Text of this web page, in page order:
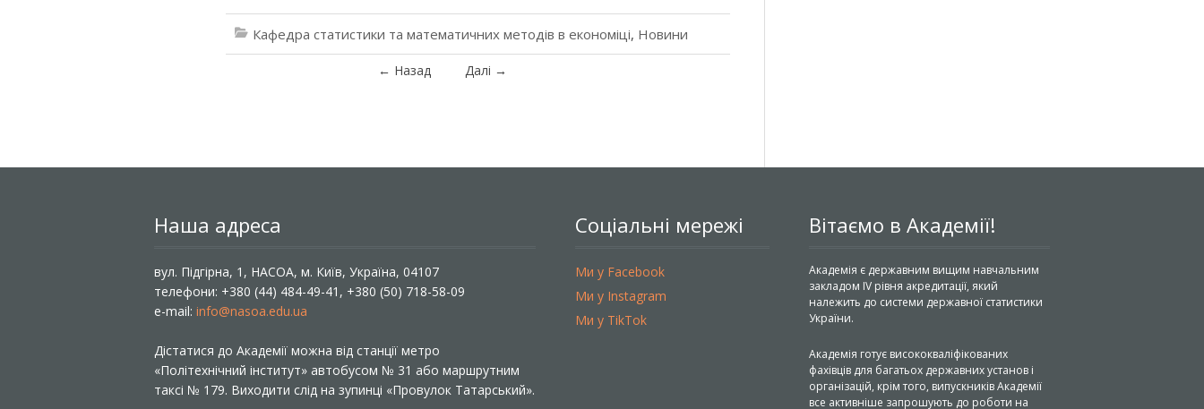
Кафедра статистики та математичних методів в економіці, Новини
← Назад Далі →
Наша адреса
вул. Підгірна, 1, НАСОА, м. Київ, Україна, 04107
телефони: +380 (44) 484-49-41, +380 (50) 718-58-09
e-mail: info@nasoa.edu.ua
Дістатися до Академії можна від станції метро
«Політехнічний інститут» автобусом № 31 або маршрутним
таксі № 179. Виходити слід на зупинці «Провулок Татарський».
Соціальні мережі
Ми у Facebook
Ми у Instagram
Ми у TikTok
Вітаємо в Академії!
Академія є державним вищим навчальним
закладом IV рівня акредитації, який
належить до системи державної статистики
України.
Академія готує висококваліфікованих
фахівців для багатьох державних установ і
організацій, крім того, випускників Академії
все активніше запрошують до роботи на